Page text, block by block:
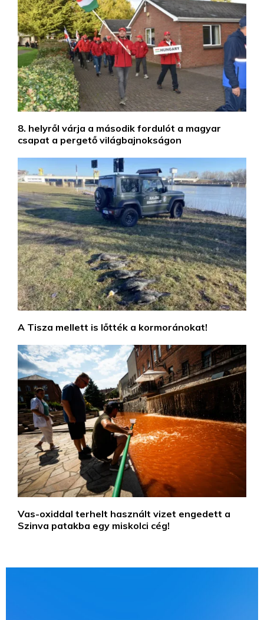
8. helyről várja a második fordulót a magyar
csapat a pergető világbajnokságon
A Tisza mellett is lőtték a kormoránokat!
Vas-oxiddal terhelt használt vizet engedett a
Szinva patakba egy miskolci cég!